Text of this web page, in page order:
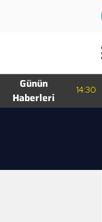
Günün
Haberleri
14:30